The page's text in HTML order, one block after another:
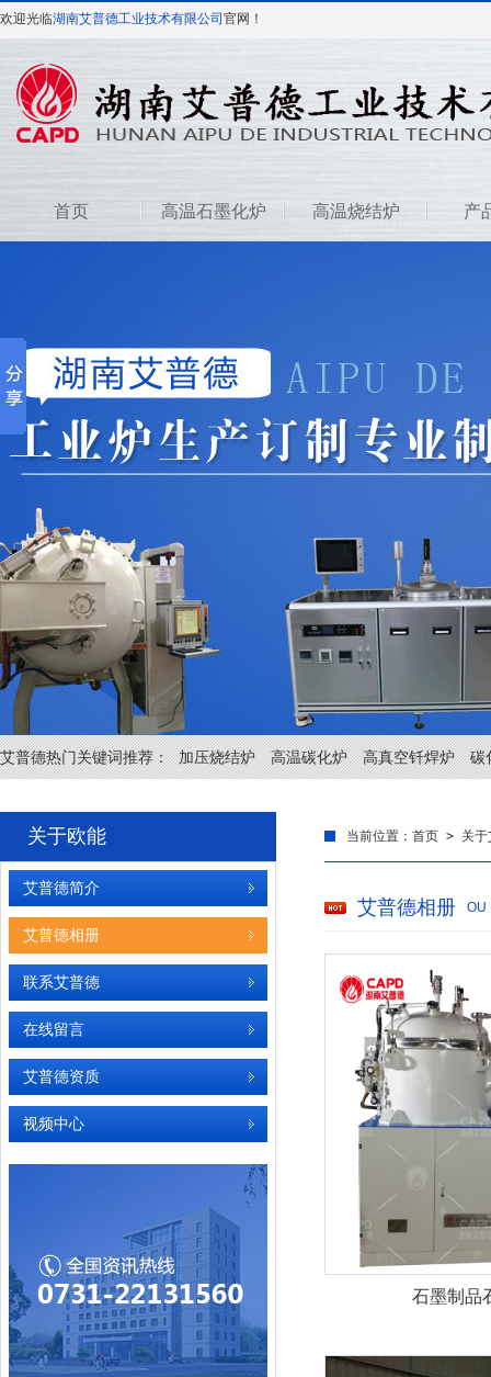
欢迎光临湖南艾普德工业技术有限公司 官网！
首页 高温石墨化炉 高温烧结炉 产
艾普德热门关键词推荐： 加压烧结炉 高温碳化炉 高真空钎焊炉 碳
关于欧能
艾普德简介
艾普德相册
联系艾普德
在线留言
艾普德资质
视频中心
当前位置： 首页 > 关于
艾普德相册 OU
石墨制品